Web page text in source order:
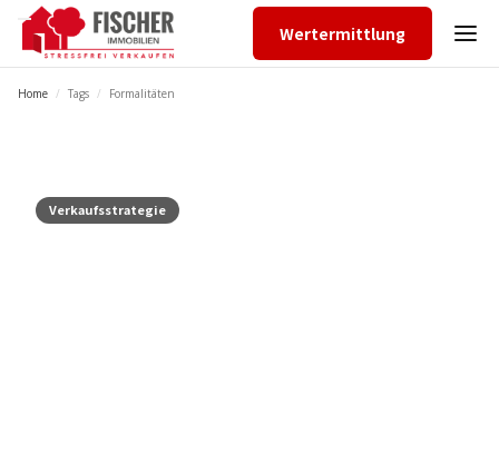
Wertermittlung
Home / Tags / Formalitäten
Verkaufsstrategie